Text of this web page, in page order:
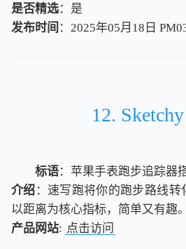
是否精选：是
发布时间 ：2025年05月18日
12.
标语：苹果手表跑步追踪器
介绍 ：速写跑将你的跑步路线
以距离为核心指标，简单又有趣。
产品网站: 点击访问